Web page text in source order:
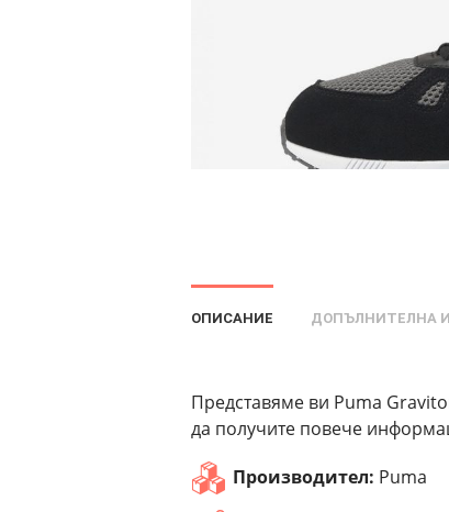
ОПИСАНИЕ ДОПЪЛНИТЕЛНА
Представяме ви Puma
да получите повече
Производител: Puma